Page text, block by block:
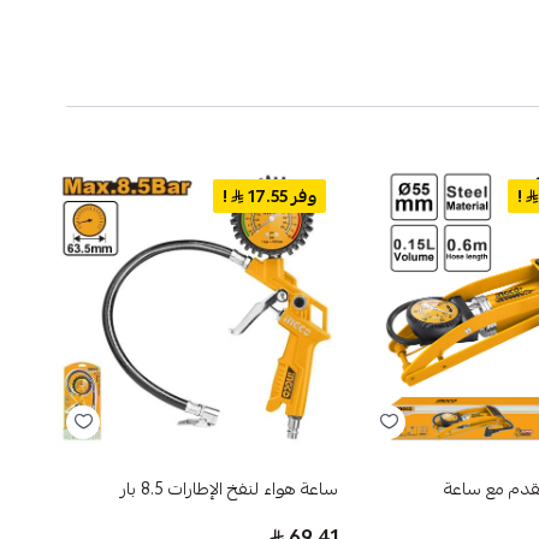
!
مع ساعة
وفر 17.55 !
ساعة هواء لنفخ الإطارات 8.5 بار